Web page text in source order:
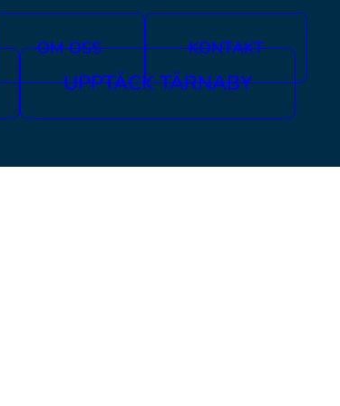
UPPTÄCK TÄRNABY
OM OSS KONTAKT